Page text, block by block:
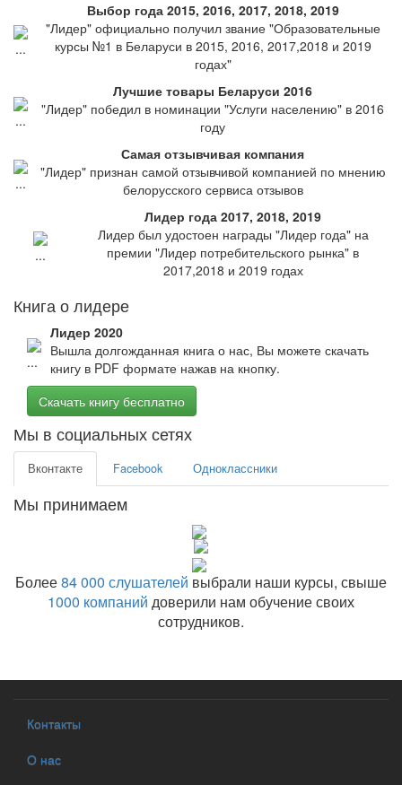
Выбор года 2015, 2016, 2017, 2018, 2019
"Лидер" официально получил звание "Образовательные
курсы №1 в Беларуси в 2015, 2016, 2017,2018 и 2019
годах"
Лучшие товары Беларуси 2016
"Лидер" победил в номинации "Услуги населению" в 2016
году
Самая отзывчивая компания
"Лидер" признан самой отзывчивой компанией по мнению
белорусского сервиса отзывов
Лидер года 2017, 2018, 2019
Лидер был удостоен награды "Лидер года" на
премии "Лидер потребительского рынка" в
2017,2018 и 2019 годах
Книга о лидере
Лидер 2020
Вышла долгожданная книга о нас, Вы можете скачать
книгу в PDF формате нажав на кнопку.
Скачать книгу бесплатно
Мы в социальных сетях
Вконтакте Facebook Одноклассники
Мы принимаем
Более84 000 слушателей выбрали наши курсы, свыше
1000 компаний доверили нам обучение своих
сотрудников.
Контакты
О нас